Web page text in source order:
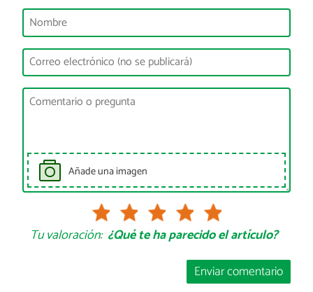
Añade una imagen
Tu valoración: ¿Qué te ha parecido el artículo?
Enviar comentario